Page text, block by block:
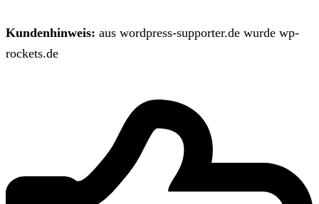
Kundenhinweis: aus wordpress-supporter.de wurde wp-
rockets.de